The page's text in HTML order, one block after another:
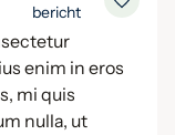
bericht
enim in eros
mi quis
nulla, ut